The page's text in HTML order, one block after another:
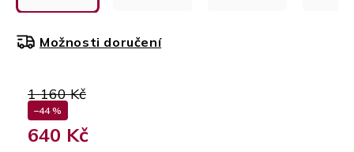
1 160 Kč
–44 %
640 Kč
Možnosti doručení